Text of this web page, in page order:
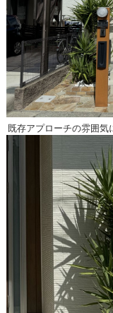
既存アプローチの雰囲気